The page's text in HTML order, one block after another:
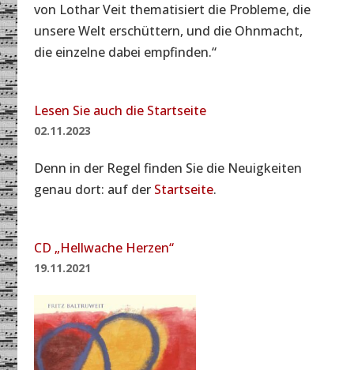
von Lothar Veit thematisiert die Probleme, die
unsere Welt erschüttern, und die Ohnmacht,
die einzelne dabei empfinden.“
Lesen Sie auch die Startseite
02.11.2023
Denn in der Regel finden Sie die Neuigkeiten
genau dort: auf der Startseite.
CD „Hellwache Herzen“
19.11.2021